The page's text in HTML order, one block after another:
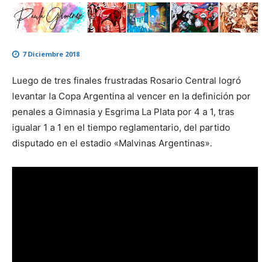
7 Diciembre 2018
Luego de tres finales frustradas Rosario Central logró
levantar la Copa Argentina al vencer en la definición por
penales a Gimnasia y Esgrima La Plata por 4 a 1, tras
igualar 1 a 1 en el tiempo reglamentario, del partido
disputado en el estadio «Malvinas Argentinas».